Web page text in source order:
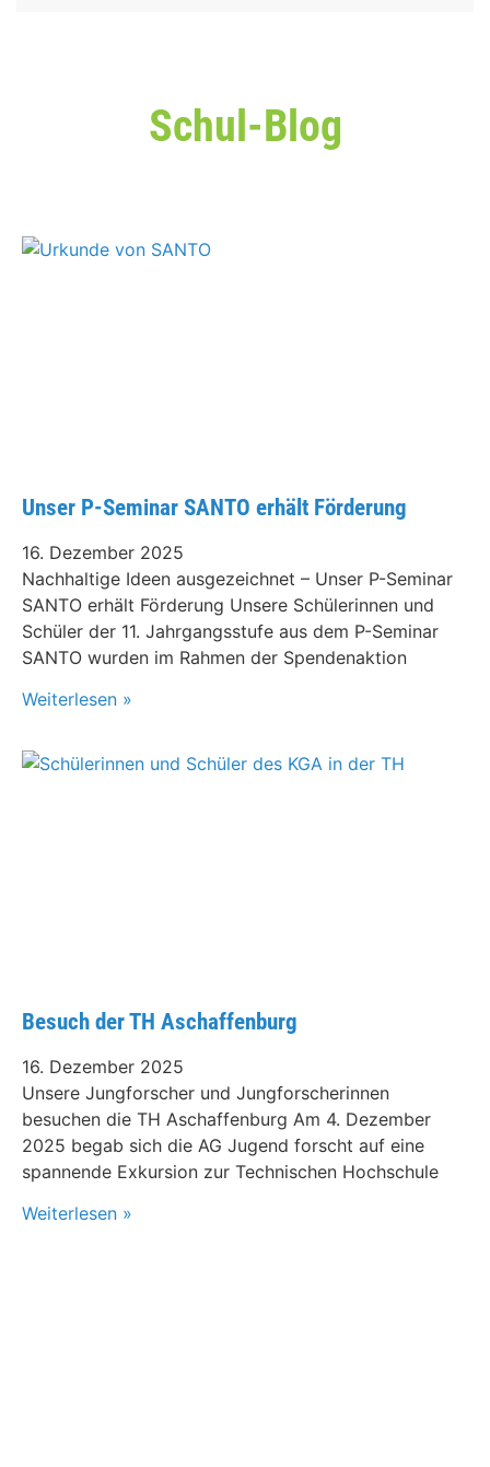
Schul-Blog
Unser P-Seminar SANTO erhält Förderung
16. Dezember 2025
Nachhaltige Ideen ausgezeichnet – Unser P-Seminar
SANTO erhält Förderung Unsere Schülerinnen und
Schüler der 11. Jahrgangsstufe aus dem P-Seminar
SANTO wurden im Rahmen der Spendenaktion
Weiterlesen »
Besuch der TH Aschaffenburg
16. Dezember 2025
Unsere Jungforscher und Jungforscherinnen
besuchen die TH Aschaffenburg Am 4. Dezember
2025 begab sich die AG Jugend forscht auf eine
spannende Exkursion zur Technischen Hochschule
Weiterlesen »